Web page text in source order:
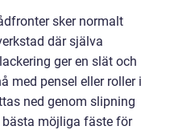
sker normalt
där själva
ger en slät och
med pensel eller roller i
ned genom slipning
möjliga fäste för